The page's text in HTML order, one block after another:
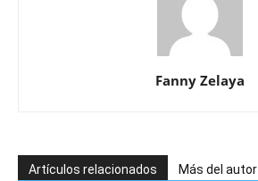
Fanny Zelaya
Artículos relacionados Más del autor